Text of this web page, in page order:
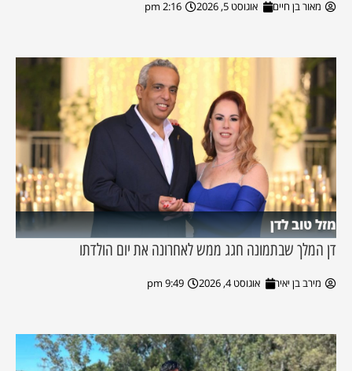
מאור בן חיים אוגוסט 5, 2026 2:16 pm
מזל טוב לדן
דן המלך שבתמונה חגג ממש לאחרונה את יום הולדתו
מירב בן יאיר אוגוסט 4, 2026 9:49 pm